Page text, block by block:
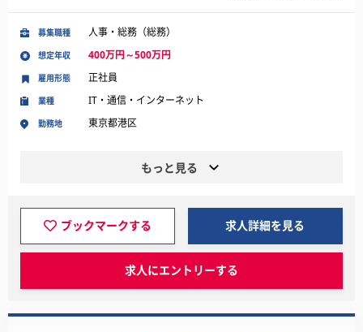
募集職種 人事・総務（総務）
想定年収 400万円～500万円
業種 IT・通信・インターネット
勤務地 東京都港区
雇用形態 正社員
もっと見る
ブックマークする 求人詳細を見る
求人にエントリーする